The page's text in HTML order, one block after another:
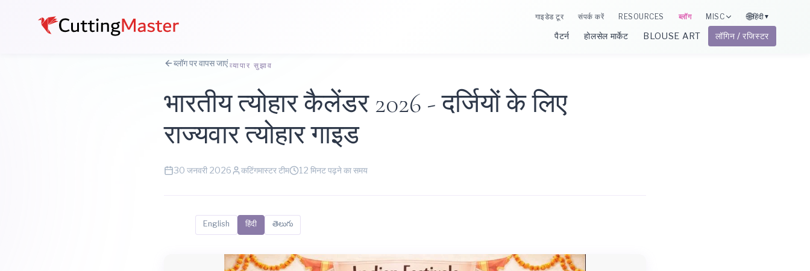
गाइडेड टूर संपर्क करें RESOURCES ब्लॉग MISC 🌐हिंदी▼
पैटर्न होलसेल मार्केट BLOUSE ART लॉगिन / रजिस्टर
ब्लॉग पर वापस जाएं व्यापार सुझाव
भारतीय त्योहार कैलेंडर 2026 - दर्जियों के लिए
राज्यवार त्योहार गाइड
30 जनवरी 2026 कटिंगमास्टर टीम 12 मिनट पढ़ने का समय
English हिंदी తెలుగు